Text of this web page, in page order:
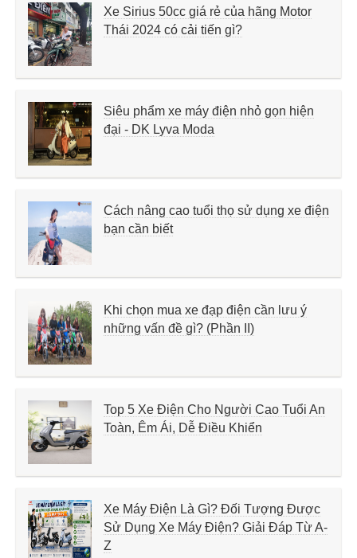
Xe Sirius 50cc giá rẻ của hãng Motor
Thái 2024 có cải tiến gì?
Siêu phẩm xe máy điện nhỏ gọn hiện
đại - DK Lyva Moda
Cách nâng cao tuổi thọ sử dụng xe điện
bạn cần biết
Khi chọn mua xe đạp điện cần lưu ý
những vấn đề gì? (Phần II)
Top 5 Xe Điện Cho Người Cao Tuổi An
Toàn, Êm Ái, Dễ Điều Khiển
Xe Máy Điện Là Gì? Đối Tượng Được
Sử Dụng Xe Máy Điện? Giải Đáp Từ A-
Z